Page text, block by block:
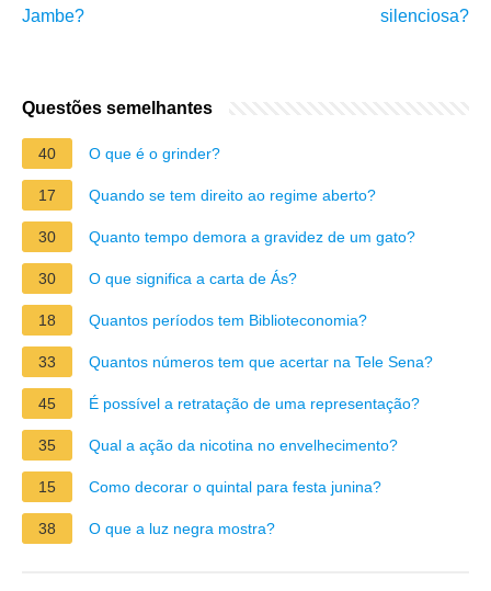
Jambe?
silenciosa?
Questões semelhantes
40 O que é o grinder?
17 Quando se tem direito ao regime aberto?
30 Quanto tempo demora a gravidez de um gato?
30 O que significa a carta de Ás?
18 Quantos períodos tem Biblioteconomia?
33 Quantos números tem que acertar na Tele Sena?
45 É possível a retratação de uma representação?
35 Qual a ação da nicotina no envelhecimento?
15 Como decorar o quintal para festa junina?
38 O que a luz negra mostra?